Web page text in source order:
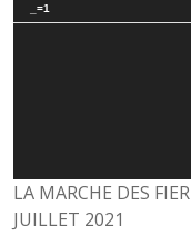
_=1
LA MARCHE DES
JUILLET 2021